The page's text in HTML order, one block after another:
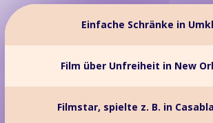
Einfache Schränke in
Film über Unfreiheit in New
Filmstar, spielte z. B. in